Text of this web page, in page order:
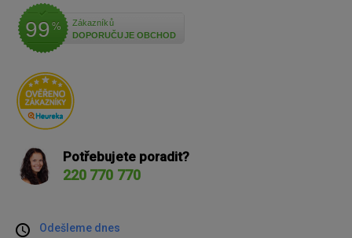
99 %
Zákazníků
DOPORUČUJE OBCHOD
Potřebujete poradit?
220 770 770
Odešleme dnes